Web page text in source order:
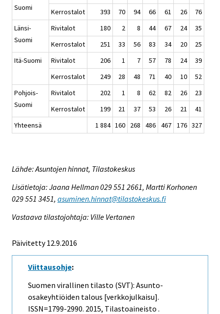
Suomi
Kerrostalot
393 70 94 66 61 26
76
Länsi-
Suomi
Rivitalot 180 2 8 44 67 24
35
Kerrostalot
251 33 56 83 34 20
25
Itä-Suomi
Rivitalot 206 1 7 57 78 24
39
Kerrostalot
249 28 48 71 40 10
52
Pohjois-
Suomi
Rivitalot 202 1 8 62 82 26
23
Kerrostalot
199 21 37 53 26 21
41
Yhteensä
1 884 160 268 486 467 176 327
Lähde: Asuntojen hinnat, Tilastokeskus
Lisätietoja: Jaana Hellman 029 551 2661, Martti Korhonen
029 551 3451, asuminen.hinnat@tilastokeskus.fi
Vastaava tilastojohtaja: Ville Vertanen
Päivitetty 12.9.2016
Viittausohje:
Suomen virallinen tilasto (SVT): Asunto-
osakeyhtiöiden talous [verkkojulkaisu].
ISSN=1799-2990. 2015, Tilastoaineisto .